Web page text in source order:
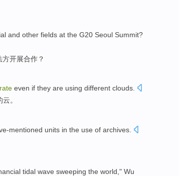
and other fields at the G20 Seoul Summit?
方开展合作 ？
even if they are using different clouds.
云。
mentioned units in the use of archives
tidal wave sweeping the world ," Wu